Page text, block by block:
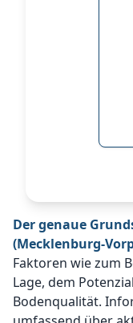
Der genaue
(Mecklenburg-
Faktoren wie zum
Lage, dem
Bodenqualität.